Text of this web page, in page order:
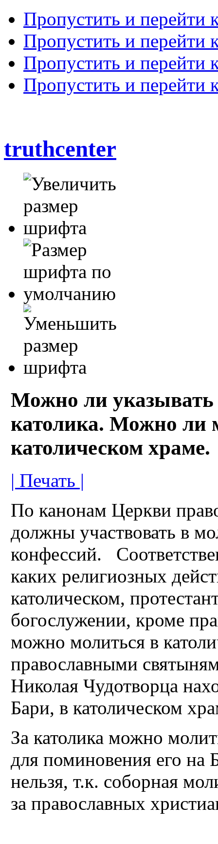
Пропустить и перейти
Пропустить и перейти
Пропустить и перейти
Пропустить и перейти
truthcenter
Можно ли указывать
католика. Можно ли
католическом храме.
| Печать |
По канонам Церкви
должны участвовать в
конфессий.
каких религиозных
католическом,
богослужении, кроме
можно молиться в
православными
Николая Чудотворца
Бари, в католическом
За католика можно
для поминовения его на
нельзя, т.к. соборная
за православных